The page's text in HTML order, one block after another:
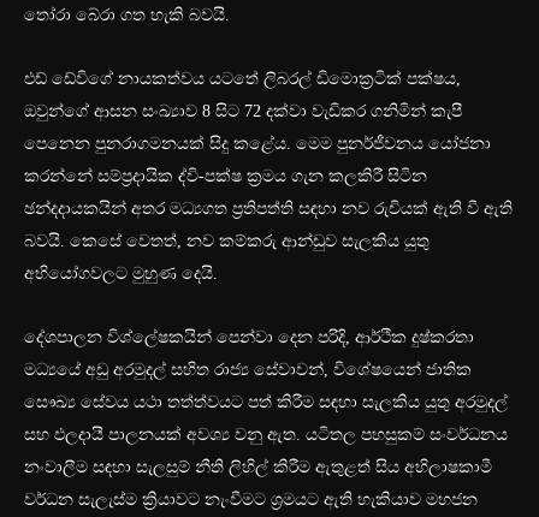
තෝරා බේරා ගත හැකි බවයි.
එඩ් ඩේවිගේ නායකත්වය යටතේ ලිබරල් ඩිමොක්‍රටික් පක්ෂය,
ඔවුන්ගේ ආසන සංඛ්‍යාව 8 සිට 72 දක්වා වැඩිකර ගනිමින් කැපී
පෙනෙන පුනරාගමනයක් සිදු කළේය. මෙම පුනර්ජීවනය යෝජනා
කරන්නේ සම්ප්‍රදායික ද්වි-පක්ෂ ක්‍රමය ගැන කලකිරී සිටින
ඡන්දදායකයින් අතර මධ්‍යගත ප්‍රතිපත්ති සඳහා නව රුචියක් ඇති වී ඇති
බවයි. කෙසේ වෙතත්, නව කම්කරු ආන්ඩුව සැලකිය යුතු
අභියෝගවලට මුහුණ දෙයි.
දේශපාලන විශ්ලේෂකයින් පෙන්වා දෙන පරිදි, ආර්ථික දුෂ්කරතා
මධ්‍යයේ අඩු අරමුදල් සහිත රාජ්‍ය සේවාවන්, විශේෂයෙන් ජාතික
සෞඛ්‍ය සේවය යථා තත්ත්වයට පත් කිරීම සඳහා සැලකිය යුතු අරමුදල්
සහ ඵලදායී පාලනයක් අවශ්‍ය වනු ඇත. යටිතල පහසුකම් සංවර්ධනය
නංවාලීම සඳහා සැලසුම් නීති ලිහිල් කිරීම ඇතුළත් සිය අභිලාෂකාමී
වර්ධන සැලැස්ම ක්‍රියාවට නැංවීමට ශ්‍රමයට ඇති හැකියාව මහජන